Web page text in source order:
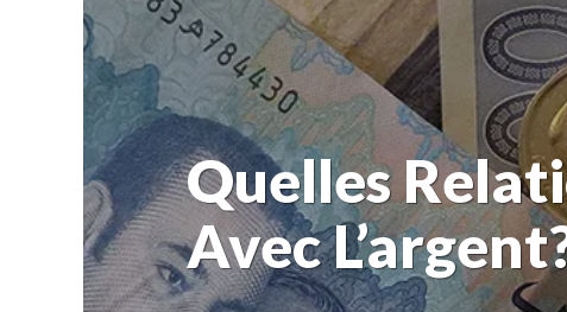
Quelles
Avec